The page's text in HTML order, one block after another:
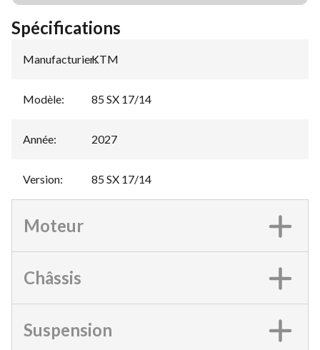
Spécifications
Manufacturier:
KTM
Modèle: 85 SX 17/14
Année: 2027
Version: 85 SX 17/14
Moteur
Châssis
Suspension